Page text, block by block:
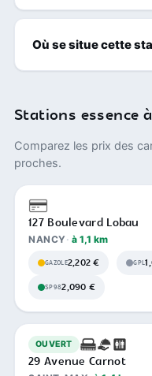
Où se situe cette
Stations essence
Comparez les prix des
proches.
127 Boulevard Lobau
NANCY à 1,1 km
GAZOLE2,202 € GPL
SP982,090 €
OUVERT
29 Avenue Carnot